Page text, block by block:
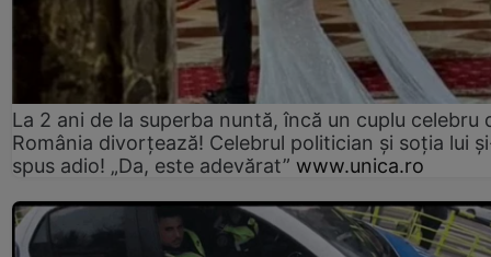
La 2 ani de la superba nuntă, încă un cuplu celebru
România divorțează! Celebrul politician și soția lui
spus adio! „Da, este adevărat” www.unica.ro